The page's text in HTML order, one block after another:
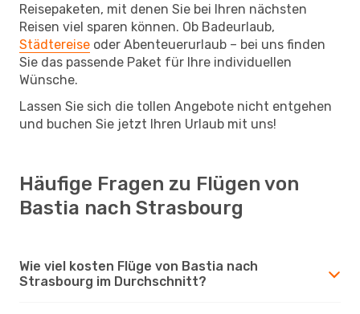
Reisepaketen, mit denen Sie bei Ihren nächsten
Reisen viel sparen können. Ob Badeurlaub,
Städtereise oder Abenteuerurlaub – bei uns finden
Sie das passende Paket für Ihre individuellen
Wünsche.
Lassen Sie sich die tollen Angebote nicht entgehen
und buchen Sie jetzt Ihren Urlaub mit uns!
Häufige Fragen zu Flügen von
Bastia nach Strasbourg
Wie viel kosten Flüge von Bastia nach
Strasbourg im Durchschnitt?